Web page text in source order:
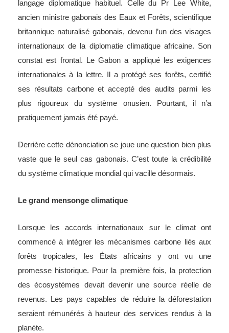
langage diplomatique habituel. Celle du Pr Lee White,
ancien ministre gabonais des Eaux et Forêts, scientifique
britannique naturalisé gabonais, devenu l’un des visages
internationaux de la diplomatie climatique africaine. Son
constat est frontal. Le Gabon a appliqué les exigences
internationales à la lettre. Il a protégé ses forêts, certifié
ses résultats carbone et accepté des audits parmi les
plus rigoureux du système onusien. Pourtant, il n’a
pratiquement jamais été payé.
Derrière cette dénonciation se joue une question bien plus
vaste que le seul cas gabonais. C’est toute la crédibilité
du système climatique mondial qui vacille désormais.
Le grand mensonge climatique
Lorsque les accords internationaux sur le climat ont
commencé à intégrer les mécanismes carbone liés aux
forêts tropicales, les États africains y ont vu une
promesse historique. Pour la première fois, la protection
des écosystèmes devait devenir une source réelle de
revenus. Les pays capables de réduire la déforestation
seraient rémunérés à hauteur des services rendus à la
planète.